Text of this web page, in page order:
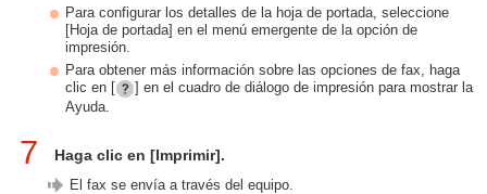
Para configurar los detalles de la hoja de portada, seleccione
[Hoja de portada] en el menú emergente de la opción de
impresión.
Para obtener más información sobre las opciones de fax, haga
clic en [
] en el cuadro de diálogo de impresión para mostrar la
Ayuda.
7 Haga clic en [Imprimir].
El fax se envía a través del equipo.